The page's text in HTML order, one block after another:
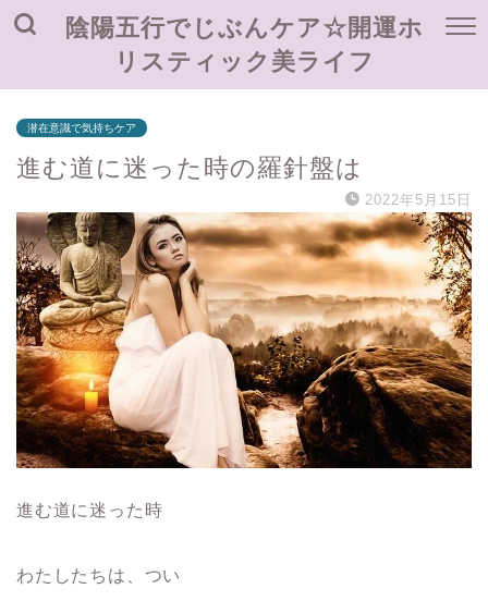
陰陽五行でじぶんケア☆開運ホ
リスティック美ライフ
潜在意識で気持ちケア
進む道に迷った時の羅針盤は
2022年5月15日
進む道に迷った時
わたしたちは、つい